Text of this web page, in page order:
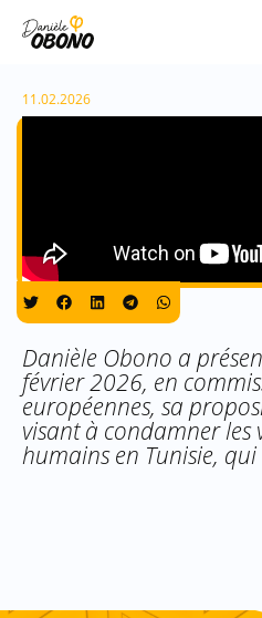
11.02.2026
Danièle Obono a
février 2026, en
européennes, sa
visant à condamner les
humains en Tunisie,